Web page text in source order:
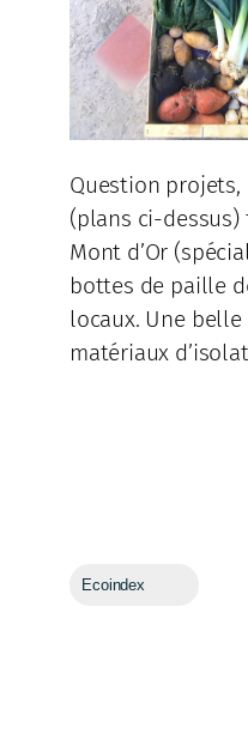
Question projets,
(plans ci-dessus)
Mont d’Or
bottes de paille
locaux. Une
matériaux
Ecoindex